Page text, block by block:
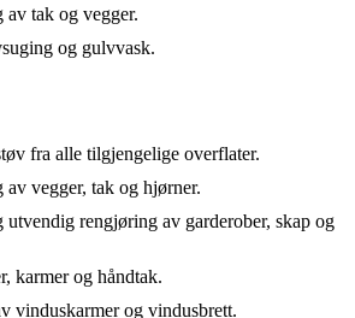
tak og vegger.
og gulvvask.
fra alle tilgjengelige overflater.
vegger, tak og hjørner.
utvendig rengjøring av garderober, skap og
karmer og håndtak.
vinduskarmer og vindusbrett.